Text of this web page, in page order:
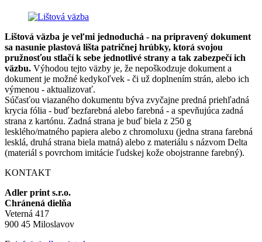
Lištová väzba je veľmi jednoduchá - na pripravený dokument
sa nasunie plastová lišta patričnej hrúbky, ktorá svojou
pružnosťou stlačí k sebe jednotlivé strany a tak zabezpečí ich
väzbu. Výhodou tejto väzby je, že nepoškodzuje dokument a
dokument je možné kedykoľvek - či už doplnením strán, alebo ich
výmenou - aktualizovať.
Súčasťou viazaného dokumentu býva zvyčajne predná priehľadná
krycia fólia - buď bezfarebná alebo farebná - a spevňujúca zadná
strana z kartónu. Zadná strana je buď biela z 250 g
lesklého/matného papiera alebo z chromoluxu (jedna strana farebná
lesklá, druhá strana biela matná) alebo z materiálu s názvom Delta
(materiál s povrchom imitácie ľudskej kože obojstranne farebný).
KONTAKT
Adler print s.r.o.
Chránená dielňa
Veterná 417
900 45 Miloslavov